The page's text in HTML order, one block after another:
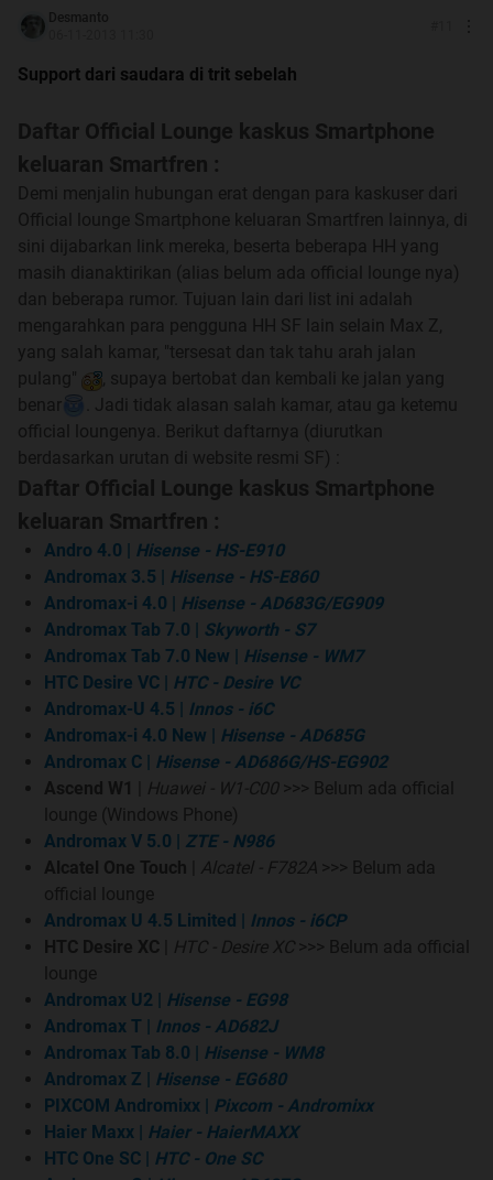
Quote:
Intro Andromax Z
Unboxing
Review Device
Desmanto
Support dari saudara di trit sebelah
Daftar Official Lounge kaskus Smartphone
keluaran Smartfren :
Demi menjalin hubungan erat dengan para kaskuser dari
Official lounge Smartphone keluaran Smartfren lainnya, di
sini dijabarkan link mereka, beserta beberapa HH yang
masih dianaktirikan (alias belum ada official lounge nya)
dan beberapa rumor. Tujuan lain dari list ini adalah
mengarahkan para pengguna HH SF lain selain Max Z,
yang salah kamar, "tersesat dan tak tahu arah jalan
pulang"
, supaya bertobat dan kembali ke jalan yang
benar
. Jadi tidak alasan salah kamar, atau ga ketemu
official loungenya. Berikut daftarnya (diurutkan
berdasarkan urutan di website resmi SF) :
Daftar Official Lounge kaskus Smartphone
keluaran Smartfren :
Andro 4.0 | Hisense - HS-E910
Andromax 3.5 | Hisense - HS-E860
Andromax-i 4.0 | Hisense - AD683G/EG909
Andromax Tab 7.0 | Skyworth - S7
Andromax Tab 7.0 New | Hisense - WM7
HTC Desire VC | HTC - Desire VC
Andromax-U 4.5 | Innos - i6C
Andromax-i 4.0 New | Hisense - AD685G
Andromax C | Hisense - AD686G/HS-EG902
Ascend W1
Huawei - W1-C00>>> Belum ada official
lounge (Windows Phone)
Andromax V 5.0 | ZTE - N986
Alcatel One Touch
Alcatel - F782A >>> Belum ada
official lounge
Andromax U 4.5 Limited | Innos - i6CP
HTC Desire XC
HTC - Desire XC>>> Belum ada official
lounge
Andromax U2 | Hisense - EG98
Andromax T | Innos - AD682J
Andromax Tab 8.0 | Hisense - WM8
Andromax Z | Hisense - EG680
PIXCOM Andromixx | Pixcom - Andromixx
Haier Maxx | Haier - HaierMAXX
HTC One SC | HTC - One SC